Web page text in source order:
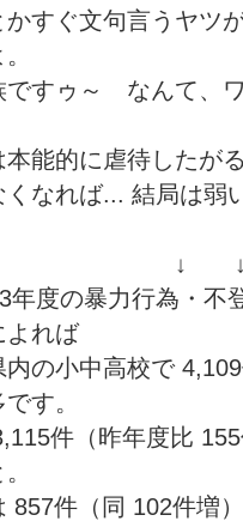
すぐ文句言うヤツ
ですゥ～ なんて、
能的に虐待したが
くなれば... 結局は弱
年度の暴力行為・不
よれば
の小中高校で
す。
件（昨年度比
857件（同 102件増